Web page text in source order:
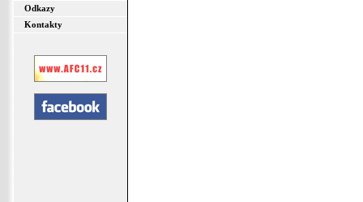
Odkazy
Kontakty